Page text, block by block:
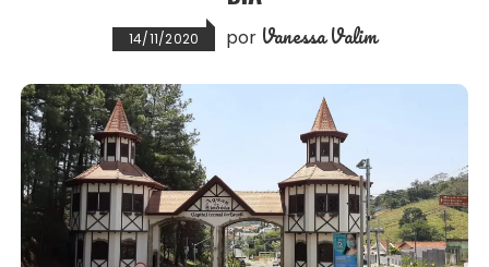
14/11/2020 por Vanessa Valim